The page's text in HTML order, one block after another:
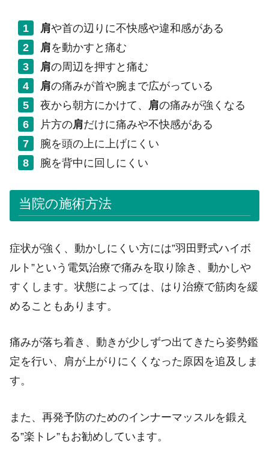
肩や首の辺りに不快感や違和感がある
肩を動かすと痛む
肩の周辺を押すと痛む
肩の痛みが首や腕まで広がっている
夜から朝方にかけて、 肩の痛みが強くなる
片方の肩だけに痛みや不快感がある
腕を頭の上に上げにくい
腕を背中に回しにくい
当院の施術方法
症状が強く、動かしにくい方には”羽田野式ハイボ
ルト”という電気治療で痛みを取り除き、動かしや
すくします。状態によっては、はり治療で筋肉を緩
めることもあります。
痛みが落ち着き、動きが少しずつ出てきたら姿勢鑑
定を行い、肩が上がりにくくなった原因を追及しま
す。
また、再発予防のためのインナーマッスルを鍛え
る”楽トレ”もお勧めしています。